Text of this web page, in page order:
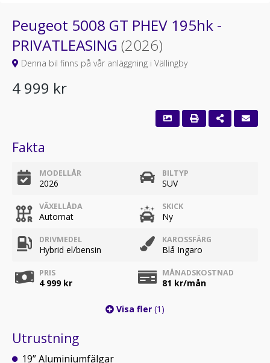
Peugeot 5008 GT PHEV 195hk -
PRIVATLEASING (2026)
Denna bil finns på vår anläggning i Vällingby
4 999 kr
Fakta
MODELLÅR
2026
BILTYP
SUV
VÄXELLÅDA
Automat
SKICK
Ny
DRIVMEDEL
Hybrid el/bensin
KAROSSFÄRG
Blå Ingaro
PRIS
4 999 kr
MÅNADSKOSTNAD
81 kr/mån
Visa fler (1)
Utrustning
19” Aluminiumfälgar